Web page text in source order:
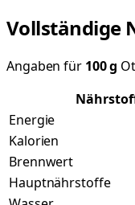
Vollständige
Angaben für 100g
Energie
Kalorien
Brennwert
Hauptnährstoffe